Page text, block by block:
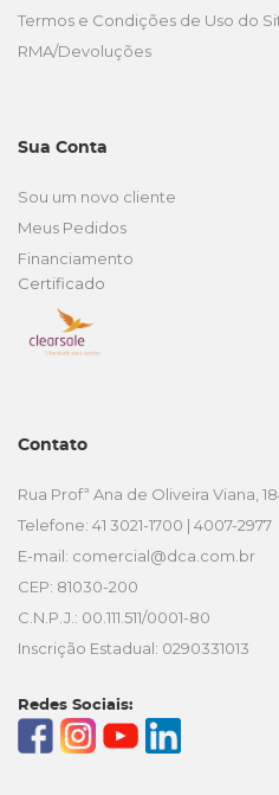
Termos e Condições de Uso do
RMA/Devoluções
Sua Conta
Sou um novo cliente
Meus Pedidos
Financiamento
Certificado
Contato
Rua Profª Ana de Oliveira Viana,
Telefone: 41 3021-1700 | 4007-2977
E-mail: comercial@dca.com.br
CEP: 81030-200
C.N.P.J.: 00.111.511/0001-80
Inscrição Estadual: 0290331013
Redes Sociais: